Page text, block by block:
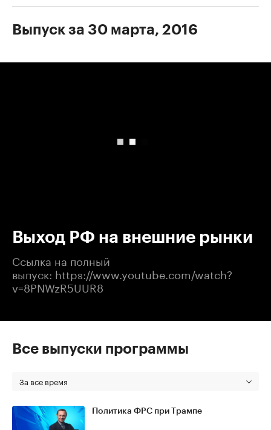
Выпуск за 30 марта, 2016
Выход РФ на внешние рынки
Ссылка на полный
выпуск: https://www.youtube.com/watch?
v=8PNWzR5UUR8
Все выпуски программы
За все время
Политика ФРС при Трампе